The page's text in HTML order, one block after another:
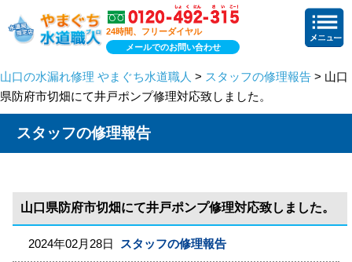
24時間、フリーダイヤル
メールでのお問い合わせ
山口の水漏れ修理 やまぐち水道職人 > スタッフの修理報告 > 山口
県防府市切畑にて井戸ポンプ修理対応致しました。
スタッフの修理報告
山口県防府市切畑にて井戸ポンプ修理対応致しました。
2024年02月28日 スタッフの修理報告